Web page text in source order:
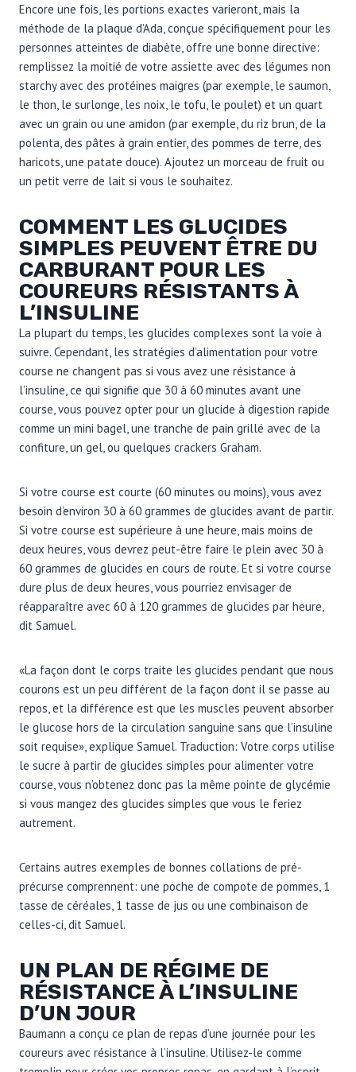
Encore une fois, les portions exactes varieront, mais la
méthode de la plaque d’Ada, conçue spécifiquement pour les
personnes atteintes de diabète, offre une bonne directive:
remplissez la moitié de votre assiette avec des légumes non
starchy avec des protéines maigres (par exemple, le saumon,
le thon, le surlonge, les noix, le tofu, le poulet) et un quart
avec un grain ou une amidon (par exemple, du riz brun, de la
polenta, des pâtes à grain entier, des pommes de terre, des
haricots, une patate douce). Ajoutez un morceau de fruit ou
un petit verre de lait si vous le souhaitez.
COMMENT LES GLUCIDES
SIMPLES PEUVENT ÊTRE DU
CARBURANT POUR LES
COUREURS RÉSISTANTS À
L’INSULINE
La plupart du temps, les glucides complexes sont la voie à
suivre. Cependant, les stratégies d’alimentation pour votre
course ne changent pas si vous avez une résistance à
l’insuline, ce qui signifie que 30 à 60 minutes avant une
course, vous pouvez opter pour un glucide à digestion rapide
comme un mini bagel, une tranche de pain grillé avec de la
confiture, un gel, ou quelques crackers Graham.
Si votre course est courte (60 minutes ou moins), vous avez
besoin d’environ 30 à 60 grammes de glucides avant de partir.
Si votre course est supérieure à une heure, mais moins de
deux heures, vous devrez peut-être faire le plein avec 30 à
60 grammes de glucides en cours de route. Et si votre course
dure plus de deux heures, vous pourriez envisager de
réapparaître avec 60 à 120 grammes de glucides par heure,
dit Samuel.
«La façon dont le corps traite les glucides pendant que nous
courons est un peu différent de la façon dont il se passe au
repos, et la différence est que les muscles peuvent absorber
le glucose hors de la circulation sanguine sans que l’insuline
soit requise», explique Samuel. Traduction: Votre corps utilise
le sucre à partir de glucides simples pour alimenter votre
course, vous n’obtenez donc pas la même pointe de glycémie
si vous mangez des glucides simples que vous le feriez
autrement.
Certains autres exemples de bonnes collations de pré-
précurse comprennent: une poche de compote de pommes, 1
tasse de céréales, 1 tasse de jus ou une combinaison de
celles-ci, dit Samuel.
UN PLAN DE RÉGIME DE
RÉSISTANCE À L’INSULINE
D’UN JOUR
Baumann a conçu ce plan de repas d’une journée pour les
coureurs avec résistance à l’insuline. Utilisez-le comme